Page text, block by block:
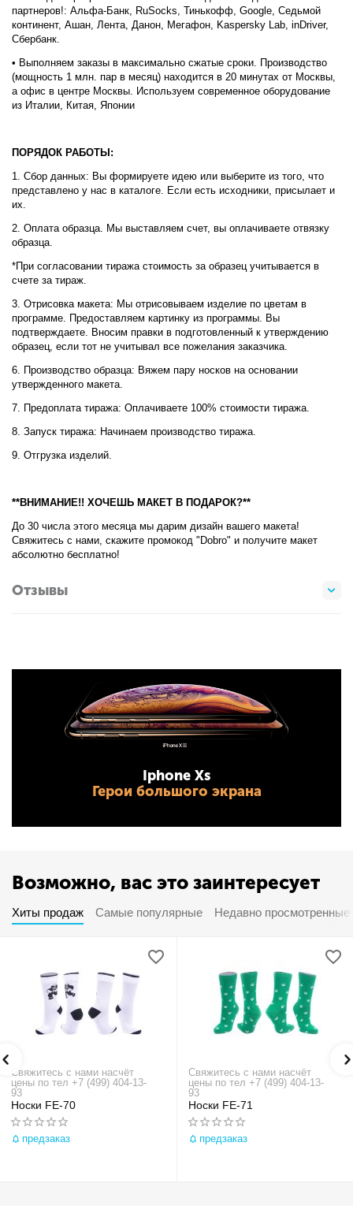
партнеров!: Альфа-Банк, RuSocks, Тинькофф, Google, Седьмой
континент, Ашан, Лента, Данон, Мегафон, Kaspersky Lab, inDriver,
Сбербанк.
• Выполняем заказы в максимально сжатые сроки. Производство
(мощность 1 млн. пар в месяц) находится в 20 минутах от Москвы,
а офис в центре Москвы. Используем современное оборудование
из Италии, Китая, Японии
ПОРЯДОК РАБОТЫ:
1. Сбор данных: Вы формируете идею или выберите из того, что
представлено у нас в каталоге. Если есть исходники, присылает и
их.
2. Оплата образца. Мы выставляем счет, вы оплачиваете отвязку
образца.
*При согласовании тиража стоимость за образец учитывается в
счете за тираж.
3. Отрисовка макета: Мы отрисовываем изделие по цветам в
программе. Предоставляем картинку из программы. Вы
подтверждаете. Вносим правки в подготовленный к утверждению
образец, если тот не учитывал все пожелания заказчика.
6. Производство образца: Вяжем пару носков на основании
утвержденного макета.
7. Предоплата тиража: Оплачиваете 100% стоимости тиража.
8. Запуск тиража: Начинаем производство тиража.
9. Отгрузка изделий.
**ВНИМАНИЕ!! ХОЧЕШЬ МАКЕТ В ПОДАРОК?**
До 30 числа этого месяца мы дарим дизайн вашего макета!
Свяжитесь с нами, скажите промокод "Dobro" и получите макет
абсолютно бесплатно!
Отзывы
Iphone Xs
Герои большого экрана
Возможно, вас это заинтересует
Хиты продаж Самые популярные Недавно просмотренные
Свяжитесь с нами насчёт
цены по тел +7 (499) 404-13-
93
Носки FE-70
предзаказ
Свяжитесь с нами насчёт
цены по тел +7 (499) 404-13-
93
Носки FE-71
предзаказ